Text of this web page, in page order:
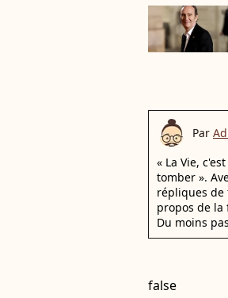
Par
« La Vie,
tomber ».
répliques de
propos de la
Du moins
false